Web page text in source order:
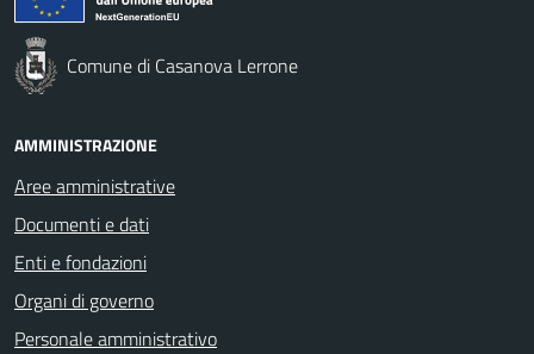
Comune di Casanova Lerrone
AMMINISTRAZIONE
Aree amministrative
Documenti e dati
Enti e fondazioni
Organi di governo
Personale amministrativo